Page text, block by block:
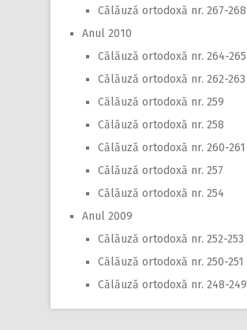
Călăuză ortodoxă nr. 267-268
Anul 2010
Călăuză ortodoxă nr. 264-265
Călăuză ortodoxă nr. 262-263
Călăuză ortodoxă nr. 259
Călăuză ortodoxă nr. 258
Călăuză ortodoxă nr. 260-261
Călăuză ortodoxă nr. 257
Călăuză ortodoxă nr. 254
Anul 2009
Călăuză ortodoxă nr. 252-253
Călăuză ortodoxă nr. 250-251
Călăuză ortodoxă nr. 248-249